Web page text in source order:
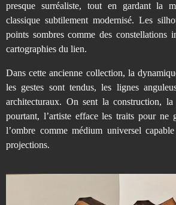
presque surréaliste, tout en gardant la
classique subtilement modernisé. Les
points sombres comme des constellations
cartographies du lien.
Dans cette ancienne collection, la
les gestes sont tendus, les lignes
architecturaux. On sent la construction,
pourtant, l’artiste efface les traits pour ne
l’ombre comme médium universel
projections.